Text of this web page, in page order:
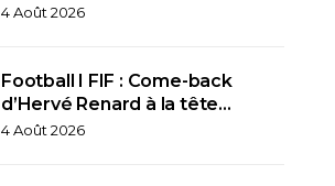
4 Août 2026
Football I FIF : Come-back
d’Hervé Renard à la tête…
4 Août 2026